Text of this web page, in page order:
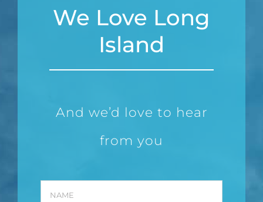
We Love Long
Island
And we’d love to hear
from you